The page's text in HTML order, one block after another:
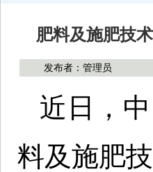
肥料及施肥技
发布者：管理员
近日，
料及施肥